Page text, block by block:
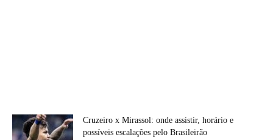
Cruzeiro x Mirassol: onde assistir, horário e
possíveis escalações pelo Brasileirão